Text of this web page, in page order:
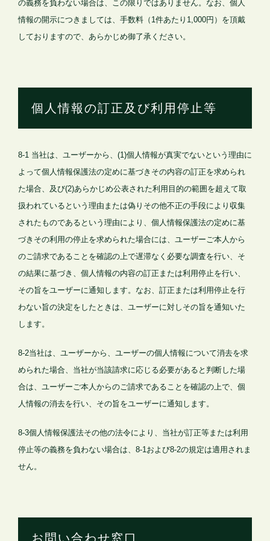
の義務を負わない場合は、この限りではありません。なお、個人
情報の開示につきましては、手数料（1件あたり1,000円）を頂戴
しておりますので、あらかじめ御了承ください。
個人情報の訂正及び利用停止等
8-1 当社は、ユーザーから、(1)個人情報が真実でないという理由に
よって個人情報保護法の定めに基づきその内容の訂正を求められ
た場合、及び(2)あらかじめ公表された利用目的の範囲を超えて取
扱われているという理由または偽りその他不正の手段により収集
されたものであるという理由により、個人情報保護法の定めに基
づきその利用の停止を求められた場合には、ユーザーご本人から
のご請求であることを確認の上で遅滞なく必要な調査を行い、そ
の結果に基づき、個人情報の内容の訂正または利用停止を行い、
その旨をユーザーに通知します。なお、訂正または利用停止を行
わない旨の決定をしたときは、ユーザーに対しその旨を通知いた
します。
8-2当社は、ユーザーから、ユーザーの個人情報について消去を求
められた場合、当社が当該請求に応じる必要があると判断した場
合は、ユーザーご本人からのご請求であることを確認の上で、個
人情報の消去を行い、その旨をユーザーに通知します。
8-3個人情報保護法その他の法令により、当社が訂正等または利用
停止等の義務を負わない場合は、8-1および8-2の規定は適用されま
せん。
お問い合わせ窓口